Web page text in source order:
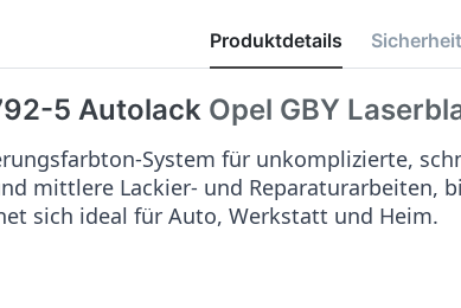
Produktdetails
5 Autolack Opel GBY
System für unkomplizierte,
mittlere Lackier- und Reparaturarbeiten,
sich ideal für Auto, Werkstatt und Heim.